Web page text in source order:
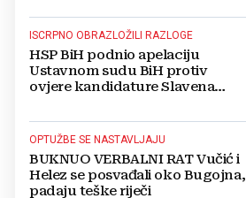
ISCRPNO OBRAZLOŽILI RAZLOGE
HSP BiH podnio apelaciju
Ustavnom sudu BiH protiv
ovjere kandidature Slavena
OPTUŽBE SE NASTAVLJAJU
BUKNUO VERBALNI RAT Vučić i
Helez se posvađali oko Bugojna,
padaju teške riječi